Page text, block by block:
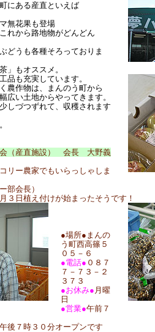
にある産直といえば
無花果も登場
れから路地物がどんどん
どうも各種そろっておりま
」もオススメ。
品も充実しています。
農作物は、まんのう町から
広い土地からやってきます。
しづつずれて、収穫されます
（産直施設） 会長 大野義
ー農家でもいらっしゃしま
会長）
日植え付けが始まったそうです！
●場所●まんの
う町西高篠５
０５－６
●電話● ０８７
７－７３－２
３７３
●お休み● 月曜
日
●営業●午前７
時３０分オープンです